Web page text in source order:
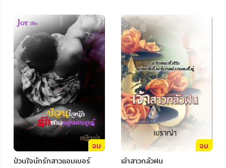
เทคโนโลยี การสื่อสาร วิทยาศาสตร์
ภาษาศาสตร์
หนังสือเด็ก
การพัฒนาตนเอง
ความรู้ทั่วไป
การ์ตูนความรู้ การ์ตูน
การ์ตูนมังงะ (Manga)จบ
ป่วนใจนักรักสาวแอมเบอร์
จบ
เจ้าสาวกลัวฝน